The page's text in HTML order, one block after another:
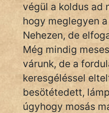
ZENE
FILM
ÉLETMÓD
MAGYARSÁG
És
TÖRTÉNELEM
végül a koldus ad
hogy meglegyen
Nehezen, de
Még mindig
várunk, de a
keresgéléssel
besötétedett,
úgyhogy mosás